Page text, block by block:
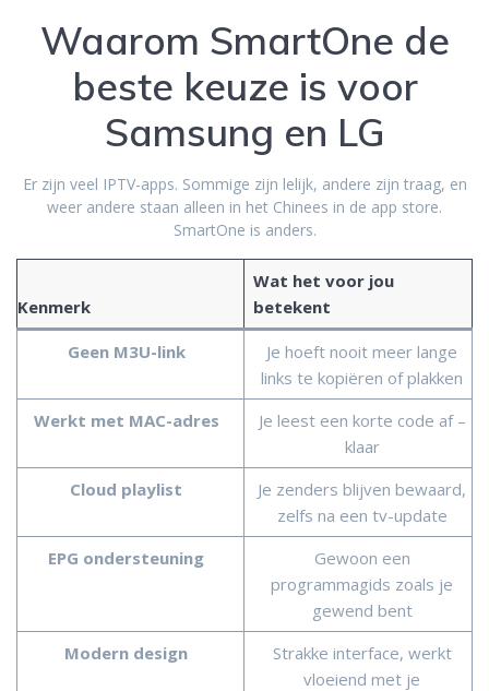
Waarom SmartOne de
beste keuze is voor
Samsung en LG
Er zijn veel IPTV-apps. Sommige zijn lelijk, andere zijn traag, en
weer andere staan alleen in het Chinees in de app store.
SmartOne is anders.
Kenmerk
Wat het voor jou
betekent
Geen M3U-link
Je hoeft nooit meer lange
links te kopiëren of plakken
Werkt met MAC-adres
Je leest een korte code af –
klaar
Cloud playlist
Je zenders blijven bewaard,
zelfs na een tv-update
EPG ondersteuning
Gewoon een
programmagids zoals je
gewend bent
Modern design
Strakke interface, werkt
vloeiend met je